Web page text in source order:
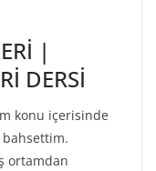
|
DERSİ
konu içerisinde
bahsettim.
ortamdan